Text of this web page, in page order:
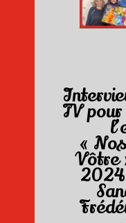
TV
«
Vôtre